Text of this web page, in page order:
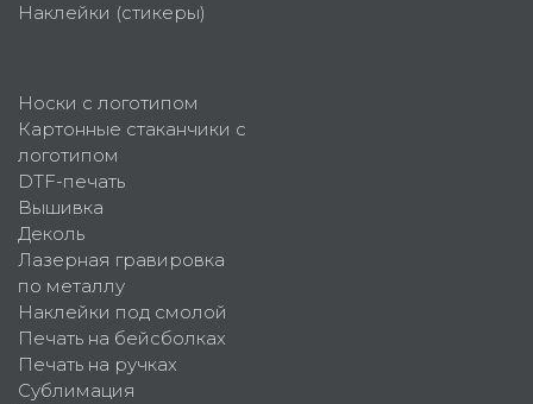
Наклейки (стикеры)
Носки с логотипом
Картонные стаканчики с
логотипом
DTF-печать
Вышивка
Деколь
Лазерная гравировка
по металлу
Наклейки под смолой
Печать на бейсболках
Печать на ручках
Сублимация